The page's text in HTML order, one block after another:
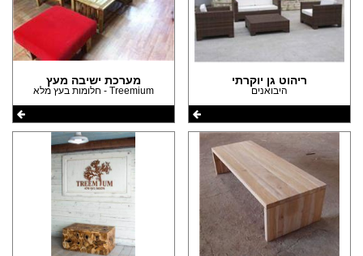
(1)
(3)
(1)
(4)
(1)
ריהוט גן יוקרתי
היבואנים
מערכת ישיבה מעץ
Treemium - חלומות בעץ מלא
הצהרת נגישות